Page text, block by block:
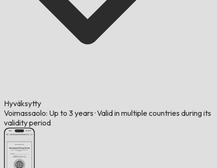
Hyväksytty
Voimassaolo: Up to 3 years ·Valid in multiple countries during its
validity period